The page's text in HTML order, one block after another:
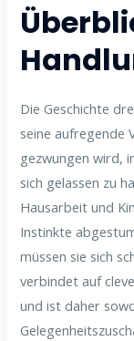
Die Geschichte
seine aufregende
gezwungen wird,
sich gelassen zu
Hausarbeit und
Instinkte
müssen sie sich
verbindet auf
und ist daher